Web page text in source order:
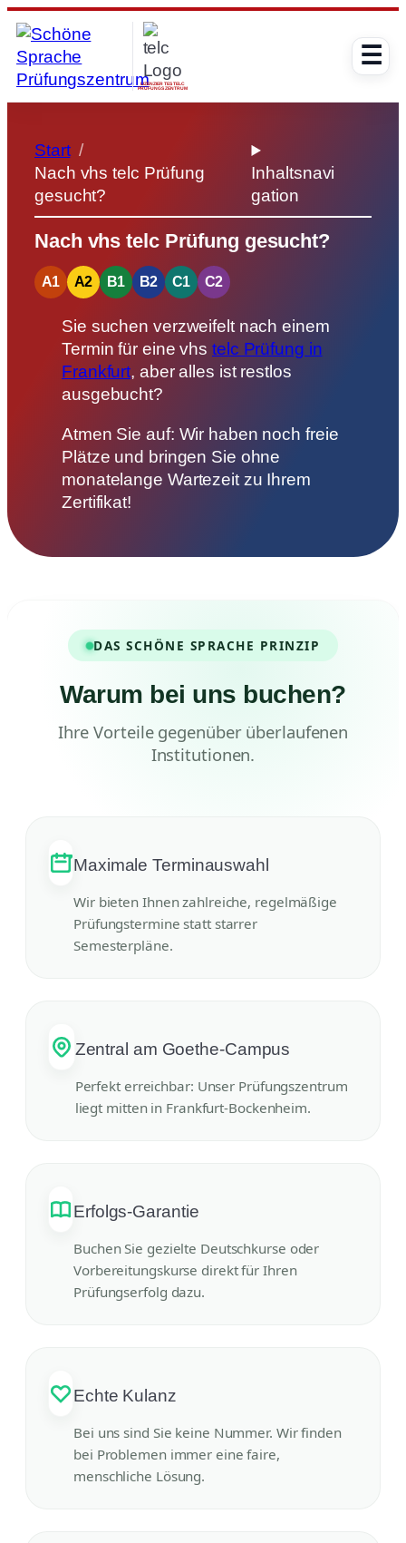
Inhalt
springen
LIZENZIERTES TELC
PRÜFUNGSZENTRUM
☰
Start
Nach vhs telc Prüfung
gesucht?
Inhaltsnavi
gation
Nach vhs telc Prüfung gesucht?
A1 A2 B1 B2 C1 C2
Sie suchen verzweifelt nach einem
Termin für eine vhs telc Prüfung in
Frankfurt, aber alles ist restlos
ausgebucht?
Atmen Sie auf: Wir haben noch freie
Plätze und bringen Sie ohne
monatelange Wartezeit zu Ihrem
Zertifikat!
DAS SCHÖNE SPRACHE PRINZIP
Warum bei uns buchen?
Ihre Vorteile gegenüber überlaufenen
Institutionen.
Maximale Terminauswahl
Wir bieten Ihnen zahlreiche, regelmäßige
Prüfungstermine statt starrer
Semesterpläne.
Zentral am Goethe-Campus
Perfekt erreichbar: Unser Prüfungszentrum
liegt mitten in Frankfurt-Bockenheim.
Erfolgs-Garantie
Buchen Sie gezielte Deutschkurse oder
Vorbereitungskurse direkt für Ihren
Prüfungserfolg dazu.
Echte Kulanz
Bei uns sind Sie keine Nummer. Wir finden
bei Problemen immer eine faire,
menschliche Lösung.